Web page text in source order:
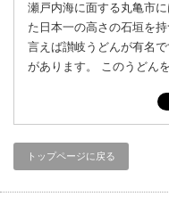
瀬戸内海に面する丸亀市
た日本一の高さの石垣を
言えば讃岐うどんが有名
があります。 このうどん
トップページに戻る